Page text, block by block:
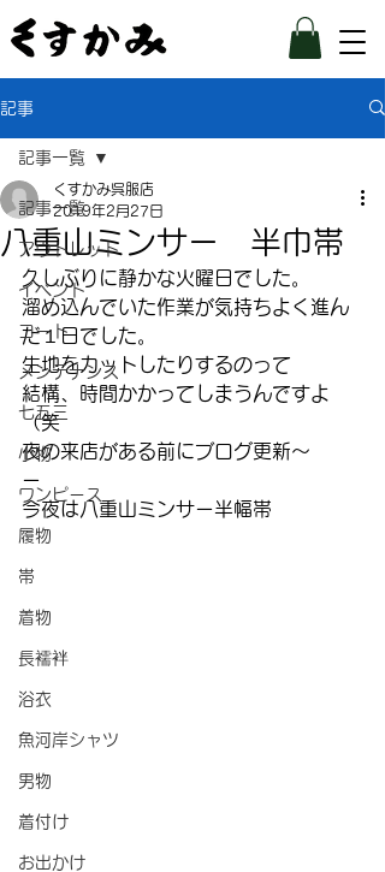
記事
記事一覧
アウトレット
イベント
コート
メンテナンス
七五三
小物
ワンピース
履物
帯
着物
長襦袢
浴衣
魚河岸シャツ
男物
着付け
お出かけ
記事一覧
八重山ミンサー 半巾帯
くすかみ呉服店
2019年2月27日
久しぶりに静かな火曜日でした。
溜め込んでいた作業が気持ちよく進ん
だ１日でした。
生地をカットしたりするのって
結構、時間かかってしまうんですよ
（笑
夜の来店がある前にブログ更新〜
ー
今夜は八重山ミンサー半幅帯